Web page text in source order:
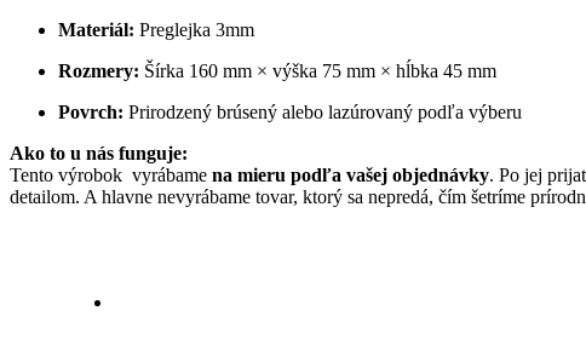
Materiál: Preglejka 3mm
Rozmery: Šírka 160 mm × výška 75 mm × hĺbka 45 mm
Povrch: Prirodzený brúsený alebo lazúrovaný podľa výberu
Ako to u nás funguje:
Tento výrobok vyrábame na mieru podľa vašej objednávky. Po jej
detailom. A hlavne nevyrábame tovar, ktorý sa nepredá, čím šetríme